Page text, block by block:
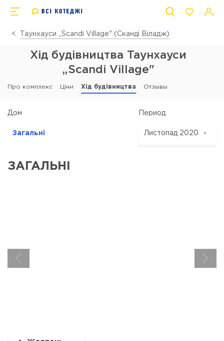
Таунхауси „Scandi Village" (Сканді Віладж)
Хід будівництва Таунхауси
„Scandi Village"
Про комплекс Ціни Хід будівництва Отзывы
Дом
Загальні
Период
Листопад 2020
ЗАГАЛЬНІ